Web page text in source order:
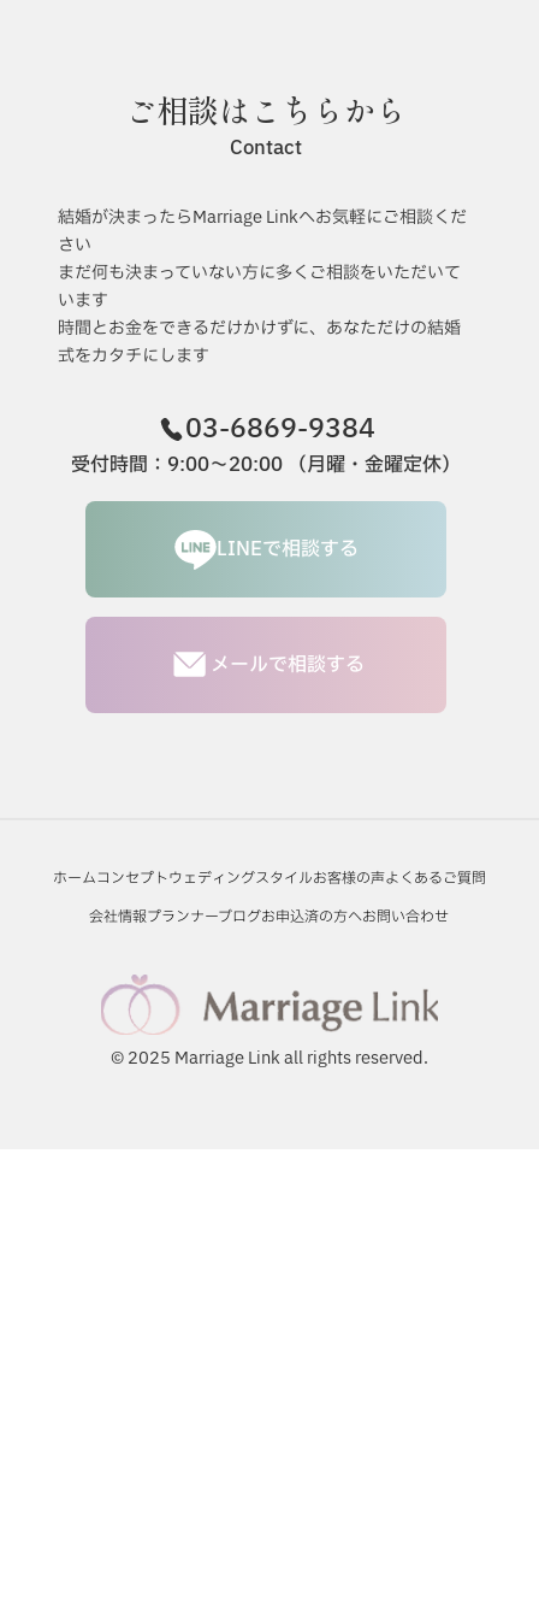
せて進化した、新しいウェディングスタ
ご相談はこちらから
Contact
結婚が決まったらMarriage Linkへお気軽にご相談くだ
さい
まだ何も決まっていない方に多くご相談をいただいて
います
時間とお金をできるだけかけずに、あなただけの結婚
式をカタチにします
03-6869-9384
受付時間：9:00〜20:00 （月曜・金曜定休）
LINEで相談する
メールで相談する
ホームコンセプトウェディングスタイルお客様の声よくあるご質問
会社情報プランナーブログお申込済の方へお問い合わせ
© 2025 Marriage Link all rights reserved.